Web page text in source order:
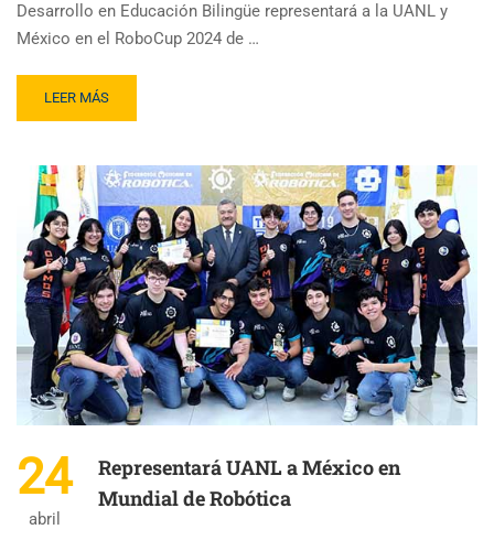
Desarrollo en Educación Bilingüe representará a la UANL y
México en el RoboCup 2024 de …
LEER MÁS
24
abril
Representará UANL a México en
Mundial de Robótica